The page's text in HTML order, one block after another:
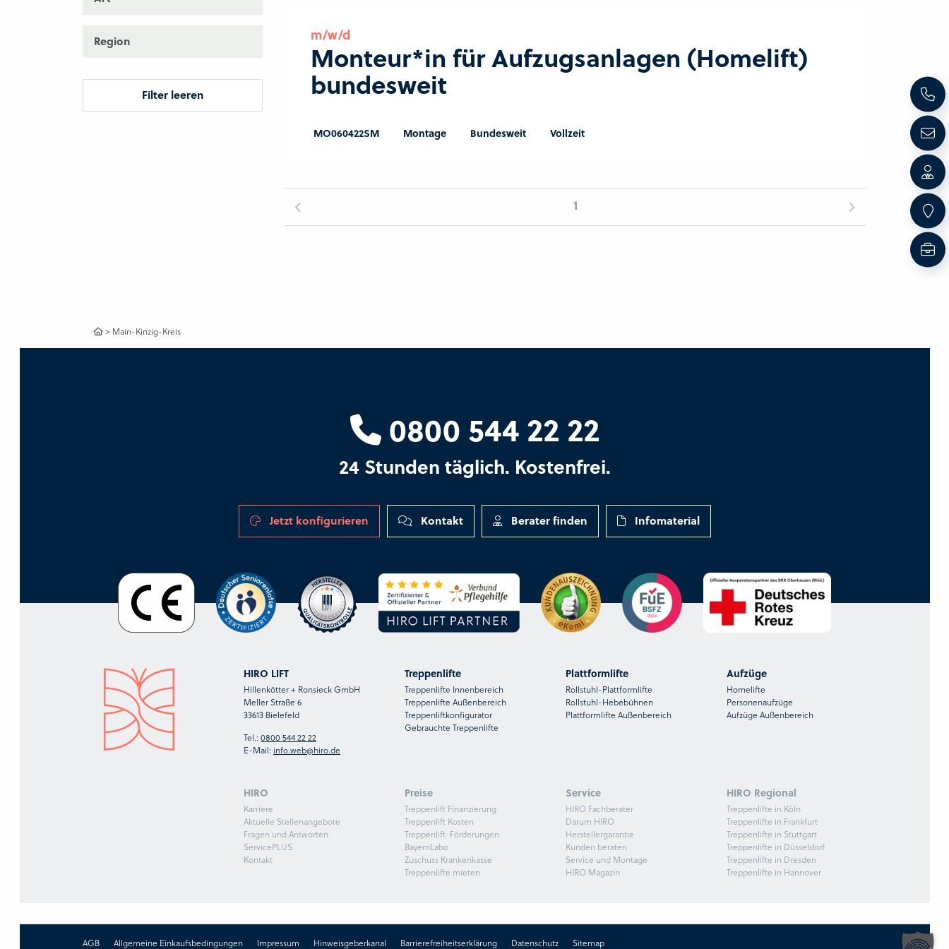
Region
Filter leeren
m/w/d
Monteur*in für Aufzugsanlagen (Homelift)
bundesweit
MO060422SM Montage Bundesweit Vollzeit
1
> Main-Kinzig-Kreis
0800 544 22 22
24 Stunden täglich. Kostenfrei.
Jetzt konfigurieren Kontakt Berater finden Infomaterial
HIRO LIFT
Hillenkötter + Ronsieck GmbH
Meller Straße 6
33613 Bielefeld
Tel.: 0800 544 22 22
E-Mail: info.web@hiro.de
Treppenlifte
Treppenlifte Innenbereich
Treppenlifte Außenbereich
Treppenliftkonfigurator
Gebrauchte Treppenlifte
Plattformlifte
Rollstuhl-Plattformlifte
Rollstuhl-Hebebühnen
Plattformlifte Außenbereich
Aufzüge
Homelifte
Personenaufzüge
Aufzüge Außenbereich
HIRO
Karriere
Aktuelle Stellenangebote
Fragen und Antworten
ServicePLUS
Kontakt
Preise
Treppenlift Finanzierung
Treppenlift Kosten
Treppenlift-Förderungen
BayernLabo
Zuschuss Krankenkasse
Treppenlifte mieten
Service
HIRO Fachberater
Darum HIRO
Herstellergarantie
Kunden beraten
Service und Montage
HIRO Magazin
HIRO Regional
Treppenlifte in Köln
Treppenlifte in Frankfurt
Treppenlifte in Stuttgart
Treppenlifte in Düsseldorf
Treppenlifte in Dresden
Treppenlifte in Hannover
AGB Allgemeine Einkaufsbedingungen Impressum Hinweisgeberkanal Barrierefreiheitserklärung Datenschutz Sitemap